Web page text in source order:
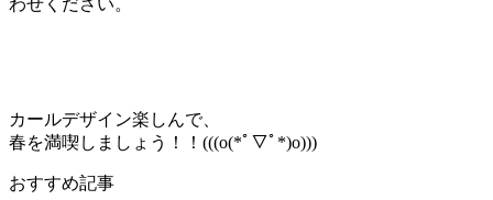
わせください。
カールデザイン楽しんで、
春を満喫しましょう！！(((o(*ﾟ▽ﾟ*)o)))
おすすめ記事